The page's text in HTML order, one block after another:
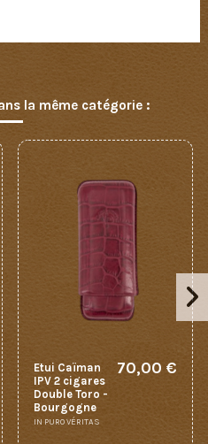
la même catégorie :
Etui Caïman
IPV 2 cigares
Double Toro -
Bourgogne
IN PURO VÉRITAS
70,00 €